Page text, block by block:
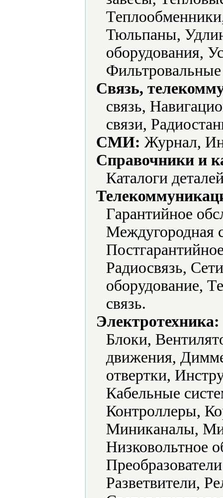
Тюльпаны,
оборудования,
Связь,
связь,
связи,
СМИ: Журнал,
Справочники и
Каталоги
Гарантийное
Междугородная
Радиосвязь,
оборудование,
связь.
Электротехника:
Блоки,
движения,
отвертки,
Кабельные
Контроллеры,
Миниканалы,
Низковольтное
Разветвители,